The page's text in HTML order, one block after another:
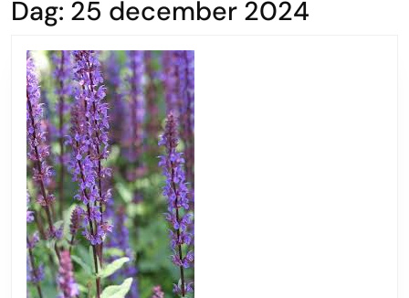
Dag: 25 december 2024